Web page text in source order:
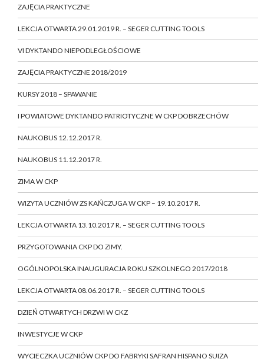
ZAJĘCIA PRAKTYCZNE
LEKCJA OTWARTA 29.01.2019 R. – SEGER CUTTING TOOLS
VI DYKTANDO NIEPODLEGŁOŚCIOWE
ZAJĘCIA PRAKTYCZNE 2018/2019
KURSY 2018 – SPAWANIE
I POWIATOWE DYKTANDO PATRIOTYCZNE W CKP DOBRZECHÓW
NAUKOBUS 12.12.2017 R.
NAUKOBUS 11.12.2017 R.
ZIMA W CKP
WIZYTA UCZNIÓW ZS KAŃCZUGA W CKP – 19.10.2017 R.
LEKCJA OTWARTA 13.10.2017 R. – SEGER CUTTING TOOLS
PRZYGOTOWANIA CKP DO ZIMY.
OGÓLNOPOLSKA INAUGURACJA ROKU SZKOLNEGO 2017/2018
LEKCJA OTWARTA 08.06.2017 R. – SEGER CUTTING TOOLS
DZIEŃ OTWARTYCH DRZWI W CKZ
INWESTYCJE W CKP
WYCIECZKA UCZNIÓW CKP DO FABRYKI SAFRAN HISPANO SUIZA